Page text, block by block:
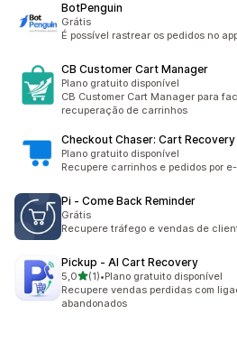
BotPenguin
Grátis
É possível rastrear os pedidos no
CB Customer Cart Manager
Plano gratuito disponível
CB Customer Cart Manager para
recuperação de carrinhos
Checkout Chaser: Cart Recovery
Plano gratuito disponível
Recupere carrinhos e pedidos por
Pi ‑ Come Back Reminder
Grátis
Recupere tráfego e vendas de
Pickup ‑ AI Cart Recovery
5,0de 5 estrelas
(1)
1 avaliações ao todo
•Plano gratuito disponível
Recupere vendas perdidas com
abandonados